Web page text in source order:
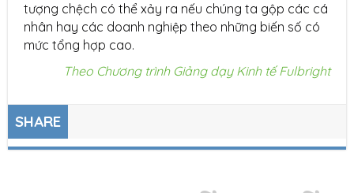
tượng chệch có thể xảy ra nếu chúng ta gộp các cá
nhân hay các doanh nghiệp theo những biến số có
mức tổng hợp cao.
Theo Chương trình Giảng dạy Kinh tế Fulbright
SHARE